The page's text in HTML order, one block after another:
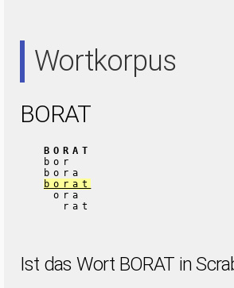
Wortkorpus
BORAT
BORAT
bor
bora
borat
ora
rat
Ist das Wort BORAT in